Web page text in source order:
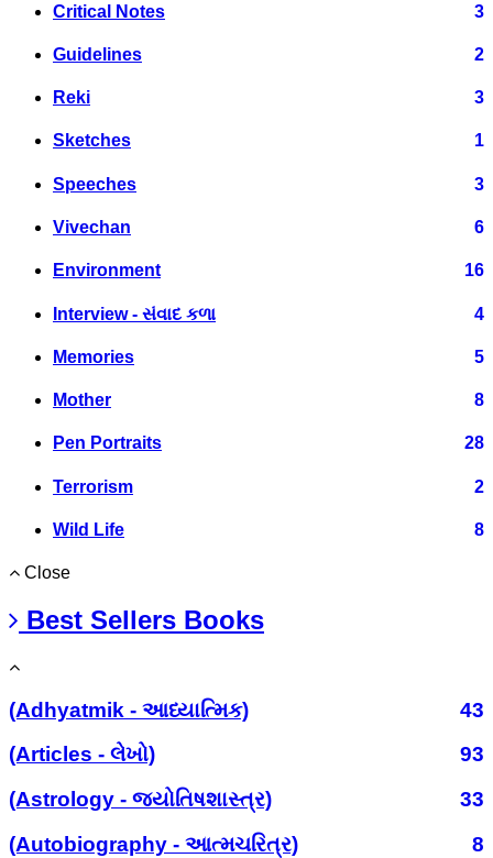
Critical Notes 3
Guidelines 2
Reki 3
Sketches 1
Speeches 3
Vivechan 6
Environment 16
Interview - સંવાદ કળા 4
Memories 5
Mother 8
Pen Portraits 28
Terrorism 2
Wild Life 8
Close
Best Sellers Books
(Adhyatmik - આધ્યાત્મિક)
43
(Articles - લેખો)
93
(Astrology - જ્યોતિષશાસ્ત્ર)
33
(Autobiography - આત્મચરિત્ર)
8